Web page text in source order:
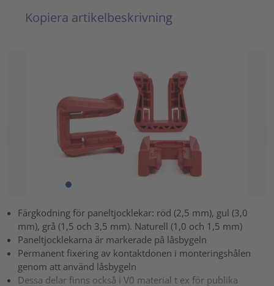
Kopiera artikelbeskrivning
Färgkodning för paneltjocklekar: röd (2,5 mm), gul (3,0
mm), grå (1,5 och 3,5 mm). Naturell (1,0 och 1,5 mm)
Paneltjocklekarna är markerade på låsbygeln
Permanent fixering av kontaktdonen i monteringshålen
genom att använd låsbygeln
Dessa delar finns också i V0 material t ex för publika